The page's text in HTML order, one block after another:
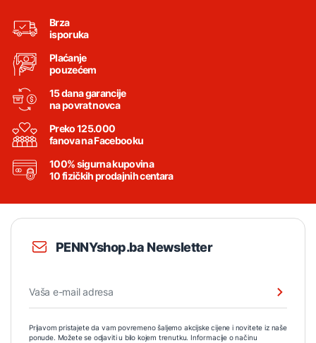
Brza
isporuka
Plaćanje
pouzećem
15 dana garancije
na povrat novca
Preko 125.000
fanova na Facebooku
100% sigurna kupovina
10 fizičkih prodajnih centara
PENNYshop.ba Newsletter
Prijavom pristajete da vam povremeno šaljemo akcijske cijene i novitete iz naše
ponude. Možete se odjaviti u bilo kojem trenutku. Informacije o načinu